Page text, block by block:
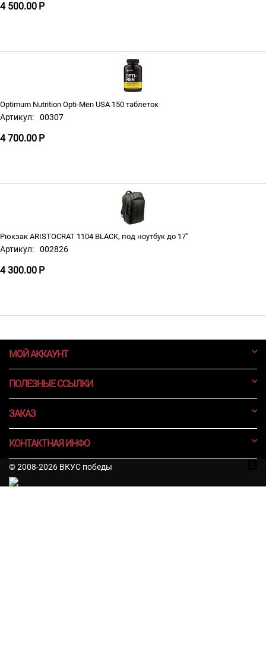
4 500.00 Р
Optimum Nutrition Opti-Men USA 150 таблеток
Артикул: 00307
4 700.00 Р
Рюкзак ARISTOCRAT 1104 BLACK, под ноутбук до 17"
Артикул: 002826
4 300.00 Р
МОЙ АККАУНТ
ПОЛЕЗНЫЕ ССЫЛКИ
ЗАКАЗ
КОНТАКТНАЯ ИНФО
© 2008-2026 ВКУС победы